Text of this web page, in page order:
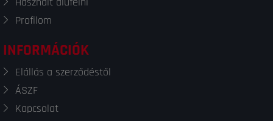
Profilom
INFORMÁCIÓK
Elállás a szerződéstől
ÁSZF
Kapcsolat